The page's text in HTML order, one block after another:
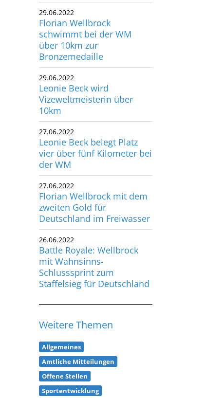
29.06.2022
Florian Wellbrock
schwimmt bei der WM
über 10km zur
Bronzemedaille
29.06.2022
Leonie Beck wird
Vizeweltmeisterin über
10km
27.06.2022
Leonie Beck belegt Platz
vier über fünf Kilometer bei
der WM
27.06.2022
Florian Wellbrock mit dem
zweiten Gold für
Deutschland im Freiwasser
26.06.2022
Battle Royale: Wellbrock
mit Wahnsinns-
Schlusssprint zum
Staffelsieg für Deutschland
Weitere Themen
Allgemeines
Amtliche Mitteilungen
Offene Stellen
Sportentwicklung
Deutscher Schwimm-Verband e.V.
Korbacher Straße 93
D-34132 Kassel
Fax: +49 561 94083-15
info@dsv.de